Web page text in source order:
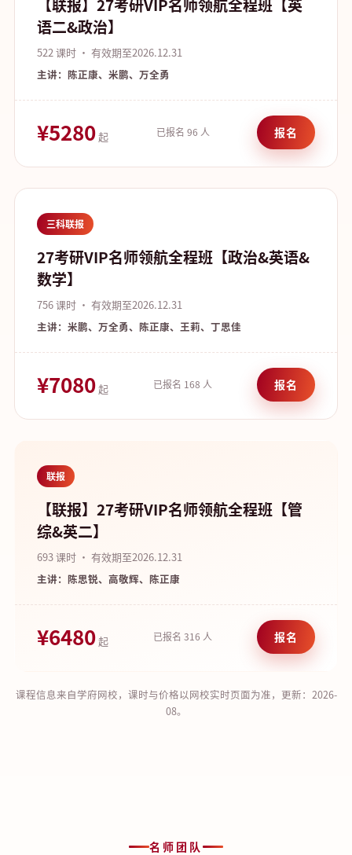
【联报】27考研VIP名师领航全程班【英
语二&政治】
522 课时 · 有效期至2026.12.31
主讲：陈正康、米鹏、万全勇
¥5280起 已报名 96 人 报名
三科联报
27考研VIP名师领航全程班【政治&英语&
数学】
756 课时 · 有效期至2026.12.31
主讲：米鹏、万全勇、陈正康、王莉、丁思佳
¥7080起 已报名 168 人 报名
联报
【联报】27考研VIP名师领航全程班【管
综&英二】
693 课时 · 有效期至2026.12.31
主讲：陈思锐、高敬辉、陈正康
¥6480起 已报名 316 人 报名
课程信息来自学府网校，课时与价格以网校实时页面为准，更新：2026-
08。
名师团队